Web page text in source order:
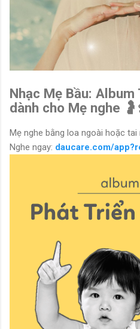
Nhạc Mẹ Bầu:
dành cho Mẹ nghe
Mẹ nghe bằng loa ngoài hoặc
Nghe ngay: daucare.com/